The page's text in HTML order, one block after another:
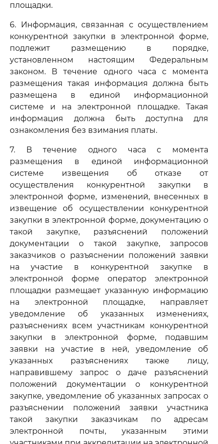
площадки.
6. Информация, связанная с осуществлением
конкурентной закупки в электронной форме,
подлежит размещению в порядке,
установленном настоящим Федеральным
законом. В течение одного часа с момента
размещения такая информация должна быть
размещена в единой информационной
системе и на электронной площадке. Такая
информация должна быть доступна для
ознакомления без взимания платы.
7. В течение одного часа с момента
размещения в единой информационной
системе извещения об отказе от
осуществления конкурентной закупки в
электронной форме, изменений, внесенных в
извещение об осуществлении конкурентной
закупки в электронной форме, документацию о
такой закупке, разъяснений положений
документации о такой закупке, запросов
заказчиков о разъяснении положений заявки
на участие в конкурентной закупке в
электронной форме оператор электронной
площадки размещает указанную информацию
на электронной площадке, направляет
уведомление об указанных изменениях,
разъяснениях всем участникам конкурентной
закупки в электронной форме, подавшим
заявки на участие в ней, уведомление об
указанных разъяснениях также лицу,
направившему запрос о даче разъяснений
положений документации о конкурентной
закупке, уведомление об указанных запросах о
разъяснении положений заявки участника
такой закупки заказчикам по адресам
электронной почты, указанным этими